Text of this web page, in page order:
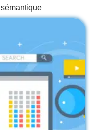
sémantique